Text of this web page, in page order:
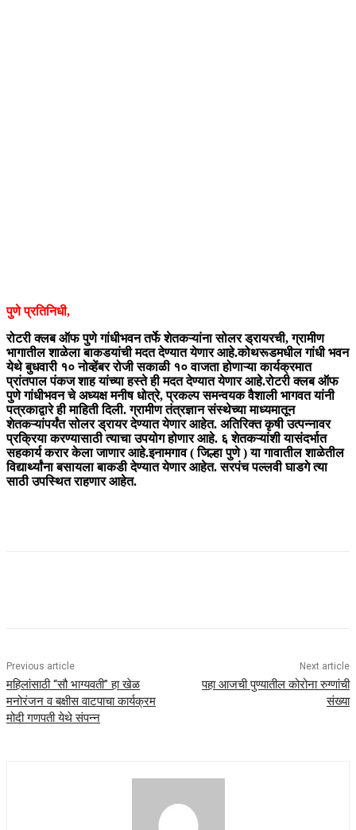
पुणे प्रतिनिधी,
रोटरी क्लब ऑफ पुणे गांधीभवन तर्फे शेतकऱ्यांना सोलर ड्रायरची, ग्रामीण
भागातील शाळेला बाकडयांची मदत देण्यात येणार आहे.कोथरूडमधील गांधी भवन
येथे बुधवारी १० नोव्हेंबर रोजी सकाळी १० वाजता होणाऱ्या कार्यक्रमात
प्रांतपाल पंकज शाह यांच्या हस्ते ही मदत देण्यात येणार आहे.रोटरी क्लब ऑफ
पुणे गांधीभवन चे अध्यक्ष मनीष धोत्रे, प्रकल्प समन्वयक वैशाली भागवत यांनी
पत्रकाद्वारे ही माहिती दिली. ग्रामीण तंत्रज्ञान संस्थेच्या माध्यमातून
शेतकऱ्यांपर्यंत सोलर ड्रायर देण्यात येणार आहेत. अतिरिक्त कृषी उत्पन्नावर
प्रक्रिया करण्यासाठी त्याचा उपयोग होणार आहे. ६ शेतकऱ्यांशी यासंदर्भात
सहकार्य करार केला जाणार आहे.इनामगाव ( जिल्हा पुणे ) या गावातील शाळेतील
विद्यार्थ्यांना बसायला बाकडी देण्यात येणार आहेत. सरपंच पल्लवी घाडगे त्या
साठी उपस्थित राहणार आहेत.
Previous article
महिलांसाठी “सौ भाग्यवती” हा खेळ
मनोरंजन व बक्षीस वाटपाचा कार्यक्रम
मोदी गणपती येथे संपन्न
Next article
पहा आजची पुण्यातील कोरोना रुग्णांची
संख्या